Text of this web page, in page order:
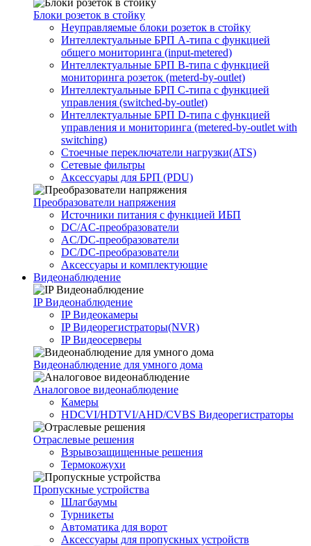
Блоки розеток в стойку
Неуправляемые блоки розеток в стойку
Интеллектуальные БРП А-типа с функцией
общего мониторинга (input-metered)
Интеллектуальные БРП B-типа с функцией
мониторинга розеток (meterd-by-outlet)
Интеллектуальные БРП C-типа с функцией
управления (switched-by-outlet)
Интеллектуальные БРП D-типа с функцией
управления и мониторинга (metered-by-outlet with
switching)
Стоечные переключатели нагрузки(ATS)
Сетевые фильтры
Аксессуары для БРП (PDU)
Преобразователи напряжения
Источники питания c функцией ИБП
DC/AC-преобразователи
AC/DC-преобразователи
DC/DC-преобразователи
Аксессуары и комплектующие
Видеонаблюдение
IP Видеонаблюдение
IP Видеокамеры
IP Видеорегистраторы(NVR)
IP Видеосерверы
Видеонаблюдение для умного дома
Аналоговое видеонаблюдение
Камеры
HDCVI/HDTVI/AHD/CVBS Видеорегистраторы
Отраслевые решения
Взрывозащищенные решения
Термокожухи
Пропускные устройства
Шлагбаумы
Турникеты
Автоматика для ворот
Аксессуары для пропускных устройств